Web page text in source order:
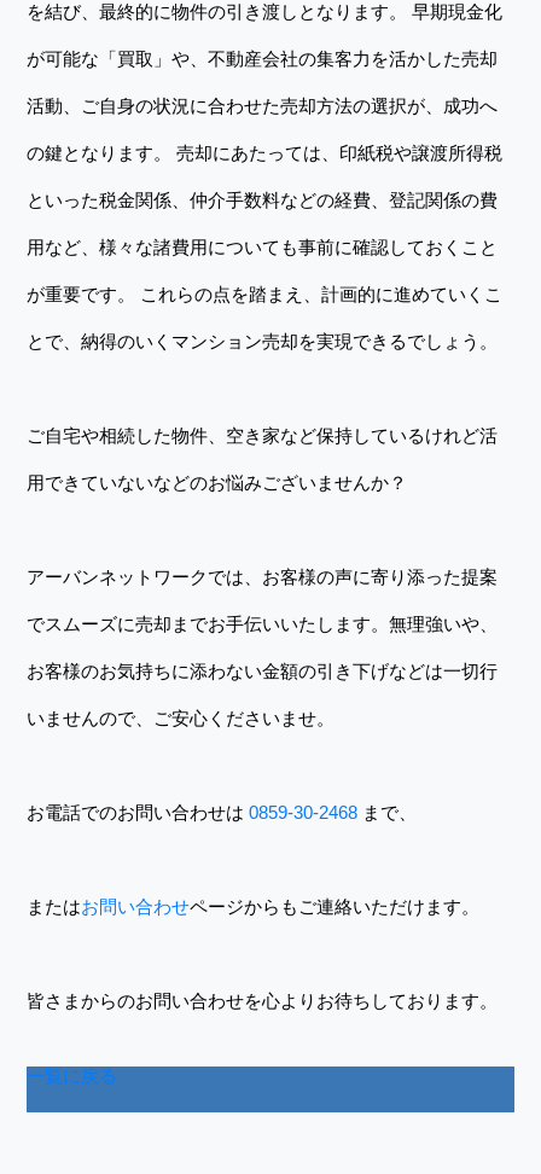
を結び、最終的に物件の引き渡しとなります。 早期現金化
が可能な「買取」や、不動産会社の集客力を活かした売却
活動、ご自身の状況に合わせた売却方法の選択が、成功へ
の鍵となります。 売却にあたっては、印紙税や譲渡所得税
といった税金関係、仲介手数料などの経費、登記関係の費
用など、様々な諸費用についても事前に確認しておくこと
が重要です。 これらの点を踏まえ、計画的に進めていくこ
とで、納得のいくマンション売却を実現できるでしょう。
ご自宅や相続した物件、空き家など保持しているけれど活
用できていないなどのお悩みございませんか？
アーバンネットワークでは、お客様の声に寄り添った提案
でスムーズに売却までお手伝いいたします。無理強いや、
お客様のお気持ちに添わない金額の引き下げなどは一切行
いませんので、ご安心くださいませ。
お電話でのお問い合わせは0859-30-2468 まで、
またはお問い合わせページからもご連絡いただけます。
皆さまからのお問い合わせを心よりお待ちしております。
一覧に戻る